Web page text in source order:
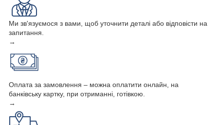
Ми зв'язуємося з вами, щоб уточнити деталі або відповісти на
запитання.
→
Оплата за замовлення – можна оплатити онлайн, на
банківську картку, при отриманні, готівкою.
→